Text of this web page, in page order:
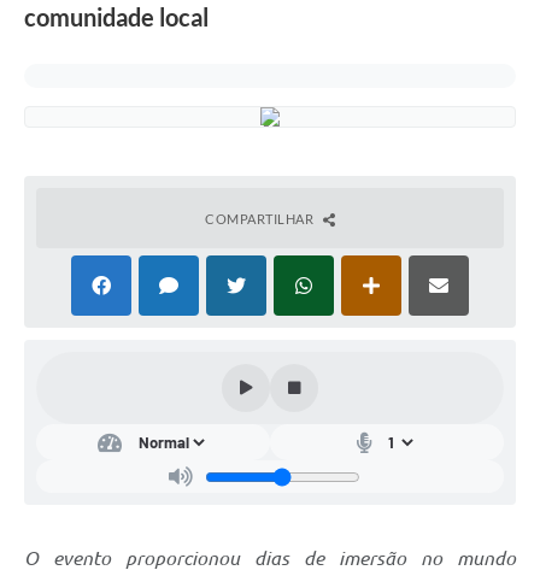
Diário Oficial
Notícias
comunidade local
COMPARTILHAR
O evento proporcionou dias de imersão no mundo